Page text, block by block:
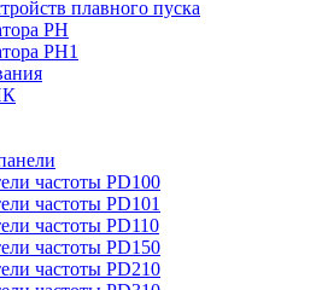
плавного пуска
PH
PH1
частоты PD100
частоты PD101
частоты PD110
частоты PD150
частоты PD210